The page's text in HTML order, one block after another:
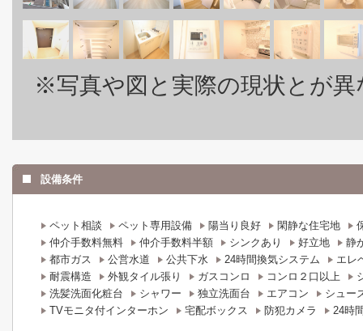
※写真や図と実際の現状とが
設備条件
ペット相談 ペット専用設備 陽当り良好 閑静な住宅地
仲介手数料無料
仲介手数料半額 シンクあり 好立地
静
都市ガス
公営水道 公共下水 24時間換気システム
エレ
耐震構造
外観タイル張り ガスコンロ コンロ２口以上
洗髪洗面化粧台
シャワー 独立洗面台 エアコン
シュー
TVモニタ付インターホン
宅配ボックス 防犯カメラ 24時